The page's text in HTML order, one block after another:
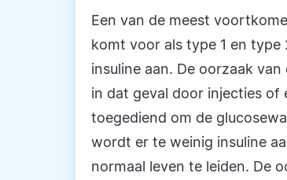
Een van de meest
komt voor als type 1 en type
insuline aan. De oorzaak
in dat geval door injecties of
toegediend om de
wordt er te weinig insuline
normaal leven te leiden. De